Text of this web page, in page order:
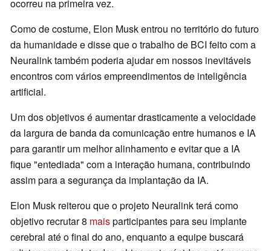
ocorreu na primeira vez.
Como de costume, Elon Musk entrou no território do futuro
da humanidade e disse que o trabalho de BCI feito com a
Neuralink também poderia ajudar em nossos inevitáveis
encontros com vários empreendimentos de inteligência
artificial.
Um dos objetivos é aumentar drasticamente a velocidade
da largura de banda da comunicação entre humanos e IA
para garantir um melhor alinhamento e evitar que a IA
fique "entediada" com a interação humana, contribuindo
assim para a segurança da implantação da IA.
Elon Musk reiterou que o projeto Neuralink terá como
objetivo recrutar 8 maisparticipantes para seu implante
cerebral até o final do ano, enquanto a equipe buscará